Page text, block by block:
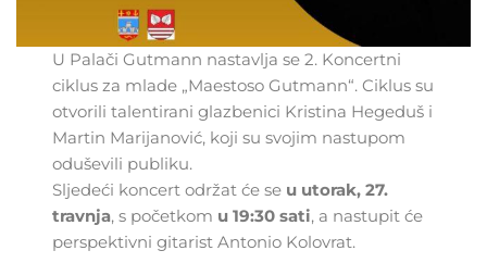
U Palači Gutmann nastavlja se 2. Koncertni
ciklus za mlade „Maestoso Gutmann“. Ciklus su
otvorili talentirani glazbenici Kristina Hegeduš i
Martin Marijanović, koji su svojim nastupom
oduševili publiku.
Sljedeći koncert održat će se u utorak, 27.
travnja, s početkom u 19:30 sati, a nastupit će
perspektivni gitarist Antonio Kolovrat.